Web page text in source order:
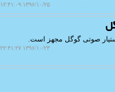
۱۳۹۶/۱۰/۲۵ ۱۲:۴۱:۰۹
صوتی گوگل مجهز است.
۱۳۹۶/۱۰/۲۳ ۲۲:۴۱:۲۷